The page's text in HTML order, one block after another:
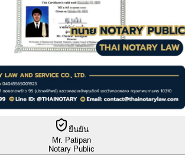
ยืนยัน
Mr. Patipan
Notary Public